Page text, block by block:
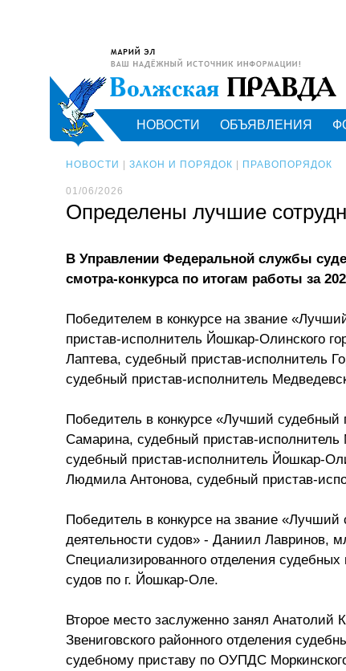
НОВОСТИ ОБЪЯВЛЕНИЯ
НОВОСТИ ЗАКОН И ПОРЯДОК ПРАВОПОРЯДОК
01/06/2026
Определены лучшие
В Управлении Федеральной службы
смотра-конкурса по итогам работы за
Победителем в конкурсе на звание
пристав-исполнитель Йошкар-Олинского
Лаптева, судебный пристав-исполнитель
судебный пристав-исполнитель
Победитель в конкурсе «Лучший
Самарина, судебный пристав-
судебный пристав-исполнитель Йошкар-
Людмила Антонова, судебный пристав-
Победитель в конкурсе на звание
деятельности судов» - Даниил Лавринов,
Специализированного отделения судебных
судов по г. Йошкар-Оле.
Второе место заслуженно занял
Звениговского районного отделения
судебному приставу по ОУПДС